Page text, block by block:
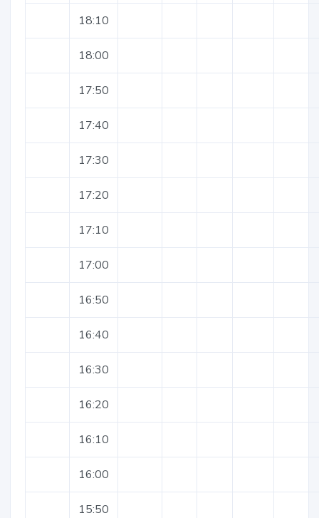
18:10
18:00
17:50
17:40
17:30
17:20
17:10
17:00
16:50
16:40
16:30
16:20
16:10
16:00
15:50